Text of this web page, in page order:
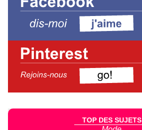
TOP DES SUJETS